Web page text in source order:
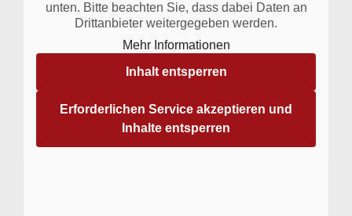
unten. Bitte beachten Sie, dass dabei Daten an
Drittanbieter weitergegeben werden.
Mehr Informationen
Inhalt entsperren
Erforderlichen Service akzeptieren und
Inhalte entsperren